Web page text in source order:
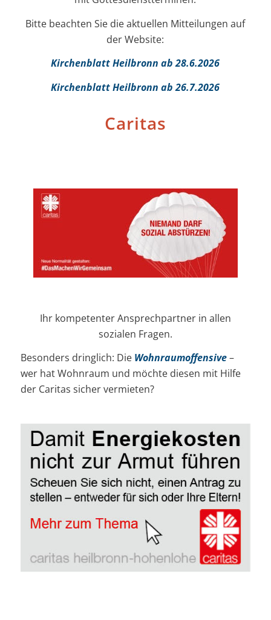
Bitte beachten Sie die aktuellen Mitteilungen auf
der Website:
Kirchenblatt Heilbronn ab 28.6.2026
Kirchenblatt Heilbronn ab 26.7.2026
Caritas
Ihr kompetenter Ansprechpartner in allen
sozialen Fragen.
Besonders dringlich: Die Wohnraumoffensive–
wer hat Wohnraum und möchte diesen mit Hilfe
der Caritas sicher vermieten?